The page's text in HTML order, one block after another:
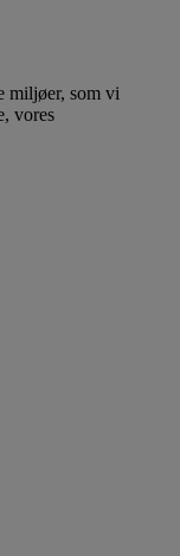
miljøer, som vi
vores